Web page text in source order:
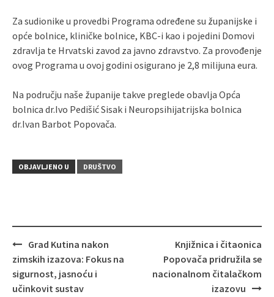
Za sudionike u provedbi Programa određene su županijske i
opće bolnice, kliničke bolnice, KBC-i kao i pojedini Domovi
zdravlja te Hrvatski zavod za javno zdravstvo. Za provođenje
ovog Programa u ovoj godini osigurano je 2,8 milijuna eura.
Na području naše županije takve preglede obavlja Opća
bolnica dr.Ivo Pedišić Sisak i Neuropsihijatrijska bolnica
dr.Ivan Barbot Popovača.
OBJAVLJENO U DRUŠTVO
Navigacija
objava
Grad Kutina nakon
zimskih izazova: Fokus na
sigurnost, jasnoću i
učinkovit sustav
Knjižnica i čitaonica
Popovača pridružila se
nacionalnom čitalačkom
izazovu